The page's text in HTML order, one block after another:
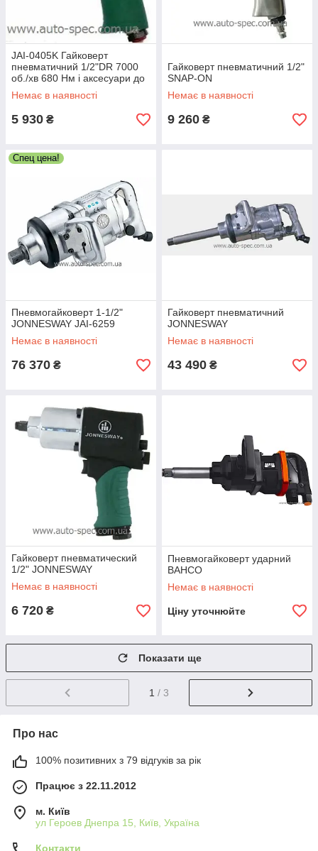
JAI-0405K Гайковерт
пневматичний 1/2"DR 7000
об./хв 680 Нм і аксесуари до
нього, 17 предметів
Немає в наявності
5 930 ₴
Гайковерт пневматичний 1/2"
SNAP-ON
Немає в наявності
9 260 ₴
Спец цена!
Пневмогайковерт 1-1/2"
JONNESWAY JAI-6259
Немає в наявності
76 370 ₴
Гайковерт пневматичний
JONNESWAY
Немає в наявності
43 490 ₴
Гайковерт пневматический
1/2" JONNESWAY
Немає в наявності
6 720 ₴
Пневмогайковерт ударний
BAHCO
Немає в наявності
Ціну уточнюйте
Показати ще
1 / 3
Про нас
100% позитивних з 79 відгуків за рік
Працює з 22.11.2012
м. Київ
ул Героев Днепра 15, Київ, Україна
Контакти